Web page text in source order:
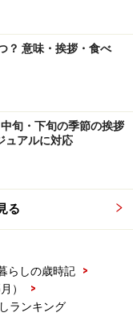
？ 意味・挨拶・食べ
旬・下旬の季節の挨拶
ュアルに対応
る
らしの歳時記
>
）
>
ランキング